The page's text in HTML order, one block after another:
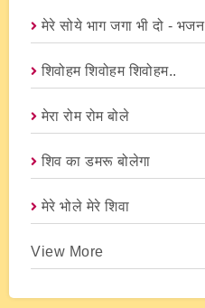
मेरे सोये भाग जगा भी दो - भजन
शिवोहम शिवोहम शिवोहम..
मेरा रोम रोम बोले
शिव का डमरू बोलेगा
मेरे भोले मेरे शिवा
View More